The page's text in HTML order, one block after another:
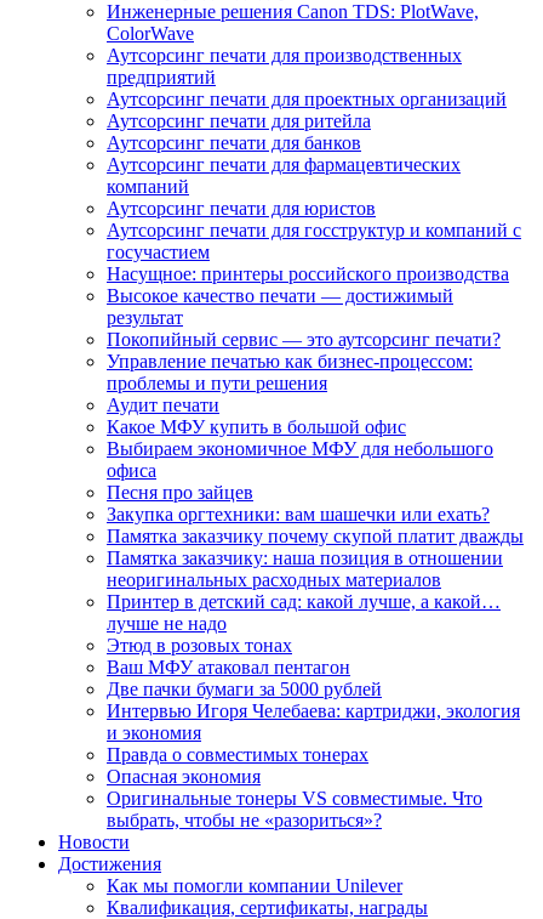
Инженерные решения Canon TDS: PlotWave,
ColorWave
Аутсорсинг печати для производственных
предприятий
Аутсорсинг печати для проектных организаций
Аутсорсинг печати для ритейла
Аутсорсинг печати для банков
Аутсорсинг печати для фармацевтических
компаний
Аутсорсинг печати для юристов
Аутсорсинг печати для госструктур и компаний с
госучастием
Насущное: принтеры российского производства
Высокое качество печати — достижимый
результат
Покопийный сервис — это аутсорсинг печати?
Управление печатью как бизнес-процессом:
проблемы и пути решения
Аудит печати
Какое МФУ купить в большой офис
Выбираем экономичное МФУ для небольшого
офиса
Песня про зайцев
Закупка оргтехники: вам шашечки или ехать?
Памятка заказчику почему скупой платит дважды
Памятка заказчику: наша позиция в отношении
неоригинальных расходных материалов
Принтер в детский сад: какой лучше, а какой…
лучше не надо
Этюд в розовых тонах
Ваш МФУ атаковал пентагон
Две пачки бумаги за 5000 рублей
Интервью Игоря Челебаева: картриджи, экология
и экономия
Правда о совместимых тонерах
Опасная экономия
Оригинальные тонеры VS совместимые. Что
выбрать, чтобы не «разориться»?
Новости
Достижения
Как мы помогли компании Unilever
Квалификация, сертификаты, награды